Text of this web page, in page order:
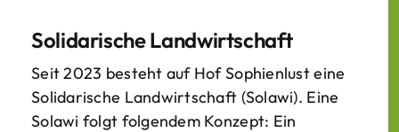
Solidarische Landwirtschaft
Seit 2023 besteht auf Hof Sophienlust eine
Solidarische Landwirtschaft (Solawi). Eine
Solawi folgt folgendem Konzept: Ein